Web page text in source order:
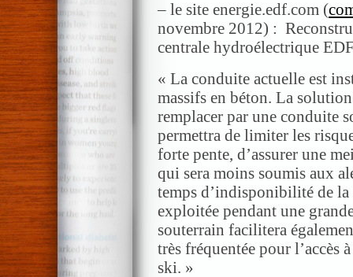
– le site energie.edf.com (
novembre 2012) :
centrale hydroélectrique
« La conduite actuelle est
massifs en béton. La
remplacer par une conduite
permettra de limiter les
forte pente, d’assurer une
qui sera moins soumis aux
temps d’indisponibilité de
exploitée pendant une
souterrain facilitera
très fréquentée pour l’accès
ski. »